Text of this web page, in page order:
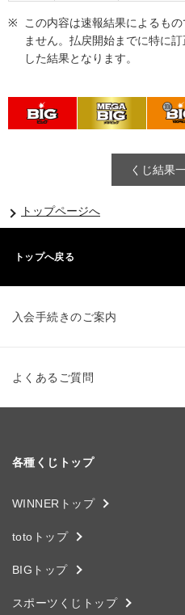
この内容は速報結果によるも
ません。払戻開始までに特に
した結果となります。
くじ結果
トップページへ